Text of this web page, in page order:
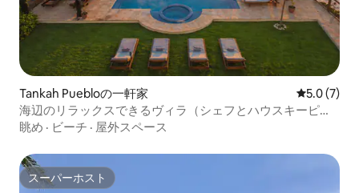
Tankah Puebloの一軒家 レビュー7
5.0 (7)
海辺のリラックスできるヴィラ（シェフとハウスキーピン
グ付き）
眺め · ビーチ · 屋外スペース
スーパーホスト
スーパーホスト